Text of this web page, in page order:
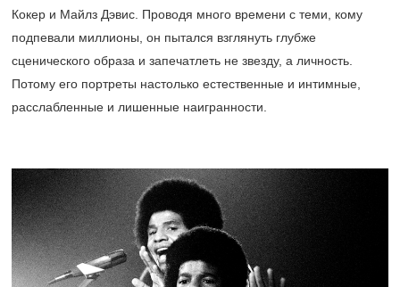
Кокер и Майлз Дэвис. Проводя много времени с теми, кому
подпевали миллионы, он пытался взглянуть глубже
сценического образа и запечатлеть не звезду, а личность.
Потому его портреты настолько естественные и интимные,
расслабленные и лишенные наигранности.